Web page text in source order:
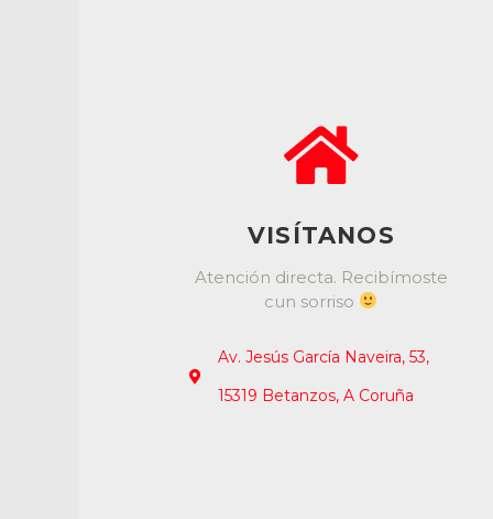
VISÍTANOS
Atención directa. Recibímoste
cun sorriso
Av. Jesús García Naveira, 53,
15319 Betanzos, A Coruña